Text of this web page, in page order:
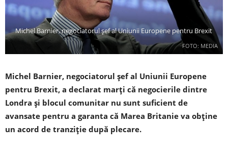
FOTO: MEDIA
Michel Barnier, negociatorul șef al Uniunii Europene pentru Brexit
Michel Barnier, negociatorul șef al Uniunii Europene
pentru Brexit, a declarat marți că negocierile dintre
Londra și blocul comunitar nu sunt suficient de
avansate pentru a garanta că Marea Britanie va obține
un acord de tranziție după plecare.